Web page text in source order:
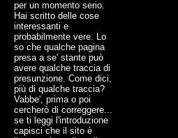
per un momento serio.
Hai scritto delle cose
interessanti e
probabilmente vere. Lo
so che qualche pagina
presa a se' stante può
avere qualche traccia di
presunzione. Come dici,
più di qualche traccia?
Vabbe', prima o poi
cercherò di correggere...
se ti leggi l'introduzione
capisci che il sito è